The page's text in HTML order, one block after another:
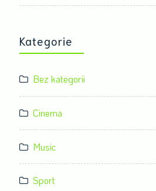
Kategorie
Bez kategorii
Cinema
Music
Sport